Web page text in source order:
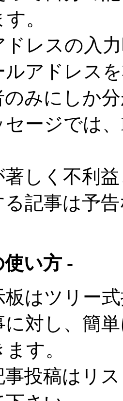
。
ドレスの入
ルアドレス
のみにしか
ージでは、
著しく不利
る記事は予
い方 -
板はツリー
に対し、簡
す。
事投稿はリ